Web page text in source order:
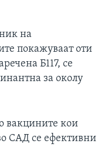
на
покажуваат оти
Б117, се
за околу
вакцините кои
САД се ефективни